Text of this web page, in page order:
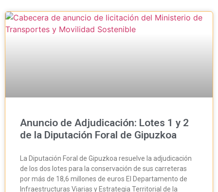
Anuncio de Adjudicación: Lotes 1 y 2
de la Diputación Foral de Gipuzkoa
La Diputación Foral de Gipuzkoa resuelve la adjudicación
de los dos lotes para la conservación de sus carreteras
por más de 18,6 millones de euros El Departamento de
Infraestructuras Viarias y Estrategia Territorial de la